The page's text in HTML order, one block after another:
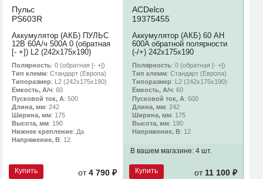
Пульс
PS603R
Аккумулятор (АКБ) ПУЛЬС
12В 60А/ч 500A 0 (обратная
[- +]) L2 (242х175х190)
Полярность: 0 (обратная [- +])
Тип клемм: Стандарт (Европа)
Типоразмер: L2 (242х175х190)
Емкость, А/ч: 60
Пусковой ток, А: 500
Длина, мм: 242
Ширина, мм: 175
Высота, мм: 190
Нижнее крепление: Да
Напряжение, В: 12
Купить от4 790 ₽
ACDelco
19375455
Аккумулятор (АКБ) 60 AH
600A обратной полярности
(-/+) 242х175х190
Полярность: 0 (обратная [- +])
Тип клемм: Стандарт (Европа)
Типоразмер: L2 (242х175х190)
Емкость, А/ч: 60
Пусковой ток, А: 600
Длина, мм: 242
Ширина, мм: 175
Высота, мм: 190
Напряжение, В: 12
В вашем магазине: 4 шт.
Купить от 11 100 ₽